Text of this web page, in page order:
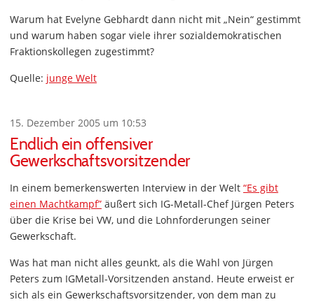
Warum hat Evelyne Gebhardt dann nicht mit „Nein“ gestimmt
und warum haben sogar viele ihrer sozialdemokratischen
Fraktionskollegen zugestimmt?
Quelle: junge Welt
15. Dezember 2005 um 10:53
Endlich ein offensiver
Gewerkschaftsvorsitzender
In einem bemerkenswerten Interview in der Welt “Es gibt
einen Machtkampf” äußert sich IG-Metall-Chef Jürgen Peters
über die Krise bei VW, und die Lohnforderungen seiner
Gewerkschaft.
Was hat man nicht alles geunkt, als die Wahl von Jürgen
Peters zum IGMetall-Vorsitzenden anstand. Heute erweist er
sich als ein Gewerkschaftsvorsitzender, von dem man zu